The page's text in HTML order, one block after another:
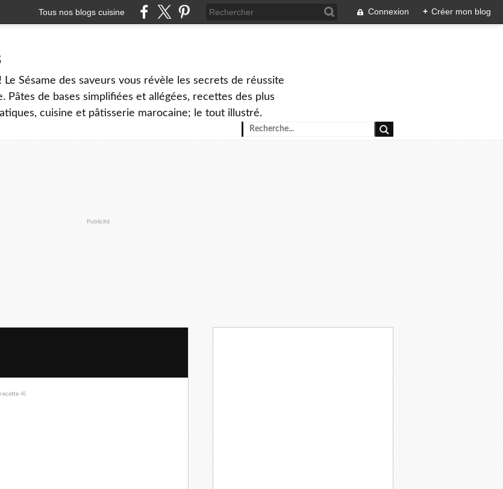
Tous nos blogs cuisine Connexion + Créer mon blog
Sésame des saveurs vous révèle les secrets de réussite
de bases simplifiées et allégées, recettes des plus
cuisine et pâtisserie marocaine; le tout illustré.
Publicité